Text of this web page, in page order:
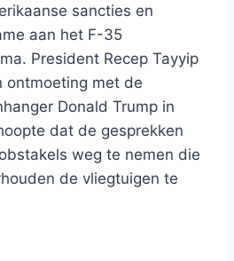
sancties en
aan het F-35
President Recep Tayyip
ontmoeting met de
Donald Trump in
dat de gesprekken
weg te nemen die
de vliegtuigen te